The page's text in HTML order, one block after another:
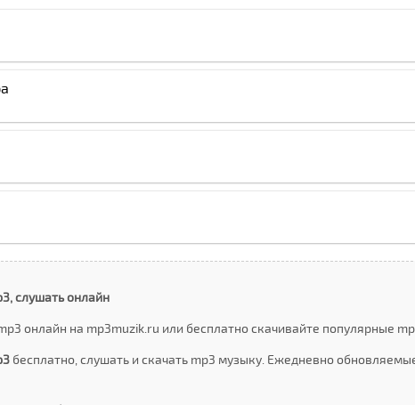
слушать онлайн
онлайн на mp3muzik.ru или бесплатно скачивайте популярные
бесплатно, слушать и скачать mp3 музыку. Ежедневно